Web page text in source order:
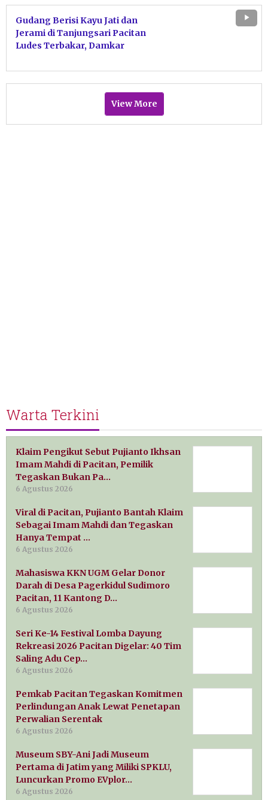
Gudang Berisi Kayu Jati dan
Jerami di Tanjungsari Pacitan
Ludes Terbakar, Damkar
View More
Warta Terkini
Klaim Pengikut Sebut Pujianto Ikhsan
Imam Mahdi di Pacitan, Pemilik
Tegaskan Bukan Pa…
6 Agustus 2026
Viral di Pacitan, Pujianto Bantah Klaim
Sebagai Imam Mahdi dan Tegaskan
Hanya Tempat …
6 Agustus 2026
Mahasiswa KKN UGM Gelar Donor
Darah di Desa Pagerkidul Sudimoro
Pacitan, 11 Kantong D…
6 Agustus 2026
Seri Ke-14 Festival Lomba Dayung
Rekreasi 2026 Pacitan Digelar: 40 Tim
Saling Adu Cep…
6 Agustus 2026
Pemkab Pacitan Tegaskan Komitmen
Perlindungan Anak Lewat Penetapan
Perwalian Serentak
6 Agustus 2026
Museum SBY-Ani Jadi Museum
Pertama di Jatim yang Miliki SPKLU,
Luncurkan Promo EVplor…
6 Agustus 2026